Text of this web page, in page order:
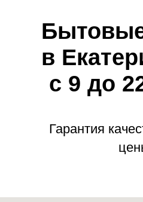
в
с 9 до
Гарантия